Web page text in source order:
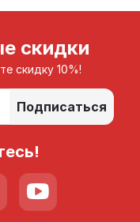
скидки
скидку 10%!
Подписаться